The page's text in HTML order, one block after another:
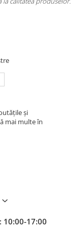
și
mai multe în
10:00-17:00